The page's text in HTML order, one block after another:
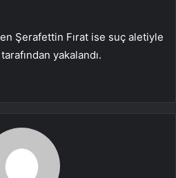
Şerafettin Fırat ise suç aletiyle
yakalandı.